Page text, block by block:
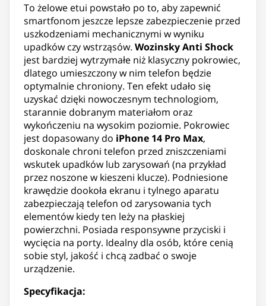
To żelowe etui powstało po to, aby zapewnić
smartfonom jeszcze lepsze zabezpieczenie przed
uszkodzeniami mechanicznymi w wyniku
upadków czy wstrząsów. Wozinsky Anti Shock
jest bardziej wytrzymałe niż klasyczny pokrowiec,
dlatego umieszczony w nim telefon będzie
optymalnie chroniony. Ten efekt udało się
uzyskać dzięki nowoczesnym technologiom,
starannie dobranym materiałom oraz
wykończeniu na wysokim poziomie. Pokrowiec
jest dopasowany do iPhone 14 Pro Max,
doskonale chroni telefon przed zniszczeniami
wskutek upadków lub zarysowań (na przykład
przez noszone w kieszeni klucze). Podniesione
krawędzie dookoła ekranu i tylnego aparatu
zabezpieczają telefon od zarysowania tych
elementów kiedy ten leży na płaskiej
powierzchni. Posiada responsywne przyciski i
wycięcia na porty. Idealny dla osób, które cenią
sobie styl, jakość i chcą zadbać o swoje
urządzenie.
Specyfikacja: